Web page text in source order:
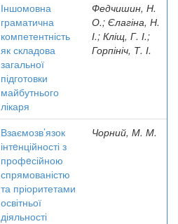
Іншомовна
граматична
компетентність
як складова
загальної
підготовки
майбутнього
лікаря
Федчишин, Н.
О.; Єлагіна, Н.
І.; Кліщ, Г. І.;
Горпініч, Т. І.
Взаємозв’язок
інтeнційності з
профeсійною
спрямованістю
та пріоритетами
освітньої
діяльності
Чорний, М. М.